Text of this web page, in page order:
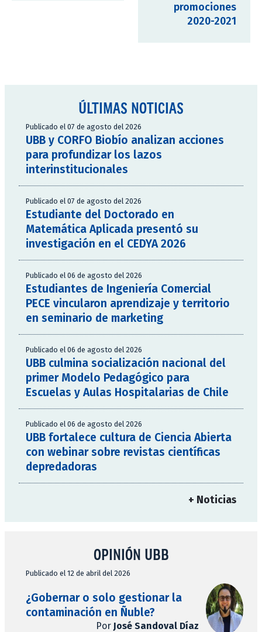
promociones
2020-2021
ÚLTIMAS NOTICIAS
Publicado el 07 de agosto del 2026
UBB y CORFO Biobío analizan acciones
para profundizar los lazos
interinstitucionales
Publicado el 07 de agosto del 2026
Estudiante del Doctorado en
Matemática Aplicada presentó su
investigación en el CEDYA 2026
Publicado el 06 de agosto del 2026
Estudiantes de Ingeniería Comercial
PECE vincularon aprendizaje y territorio
en seminario de marketing
Publicado el 06 de agosto del 2026
UBB culmina socialización nacional del
primer Modelo Pedagógico para
Escuelas y Aulas Hospitalarias de Chile
Publicado el 06 de agosto del 2026
UBB fortalece cultura de Ciencia Abierta
con webinar sobre revistas científicas
depredadoras
+ Noticias
OPINIÓN UBB
Publicado el 12 de abril del 2026
¿Gobernar o solo gestionar la
contaminación en Ñuble?
Por José Sandoval Díaz